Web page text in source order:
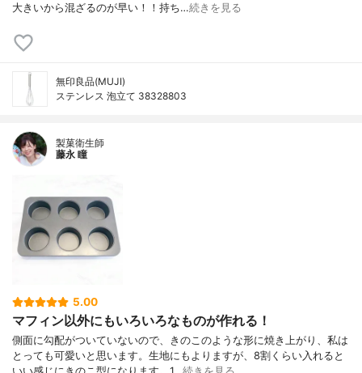
大きいから混ざるのが早い！！持ち…続きを見る
無印良品(MUJI)
ステンレス 泡立て 38328803
製菓衛生師
藤永 瞳
5.00
マフィン以外にもいろいろなものが作れる！
側面に勾配がついていないので、きのこのような形に焼き上がり、私は
とっても可愛いと思います。生地にもよりますが、8割くらい入れると